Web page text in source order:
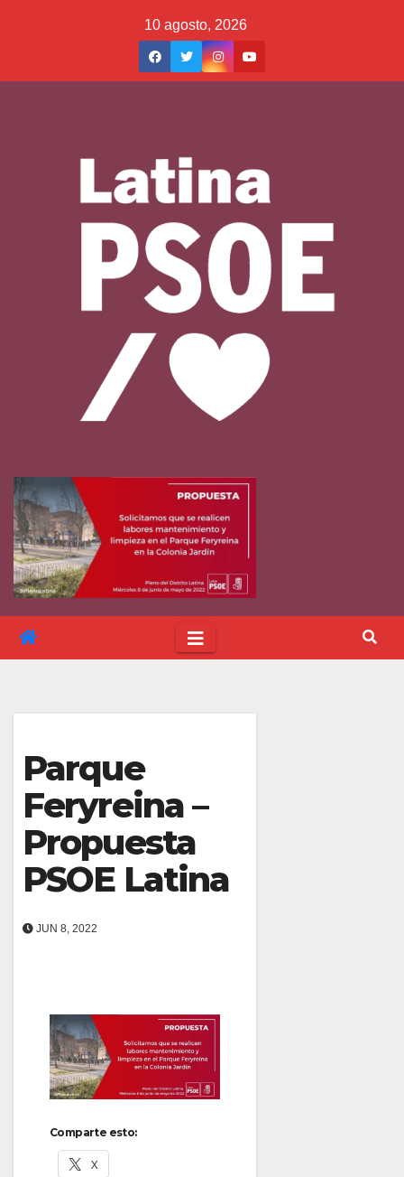
10 agosto, 2026
Parque
Feryreina –
Propuesta
PSOE Latina
JUN 8, 2022
Comparte esto:
X